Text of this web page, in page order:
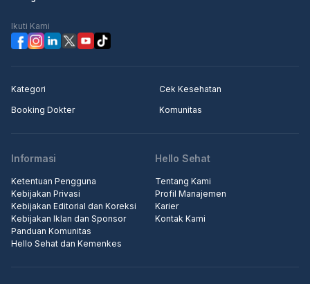
Ikuti Kami
Kategori
Cek Kesehatan
Booking Dokter
Komunitas
Informasi
Ketentuan Pengguna
Kebijakan Privasi
Kebijakan Editorial dan Koreksi
Kebijakan Iklan dan Sponsor
Panduan Komunitas
Hello Sehat dan Kemenkes
Hello Sehat
Tentang Kami
Profil Manajemen
Karier
Kontak Kami